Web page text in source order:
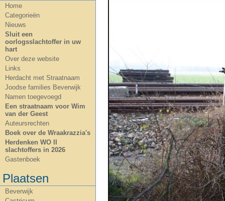
Home
Categorieën
Nieuws
Sluit een
oorlogsslachtoffer in uw
hart
Over deze website
Links
Herdacht met Straatnaam
Joodse families Beverwijk
Namen toegevoegd
Een straatnaam voor Wim
van der Geest
Auteursrechten
Boek over de Wraakrazzia's
Herdenken WO II
slachtoffers in 2026
Gastenboek
Plaatsen
Beverwijk